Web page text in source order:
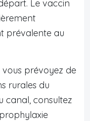
Le vaccin
prévalente au
vous prévoyez de
rurales du
canal, consultez